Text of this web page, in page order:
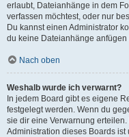
erlaubt, Dateianhänge in dem
verfassen möchtest, oder nur
Du kannst einen Administrator
du keine Dateianhänge anfügen
Nach oben
Weshalb wurde ich verwarnt?
In jedem Board gibt es eigene
festgelegt werden. Wenn du
sie dir eine Verwarnung
Administration dieses Boards